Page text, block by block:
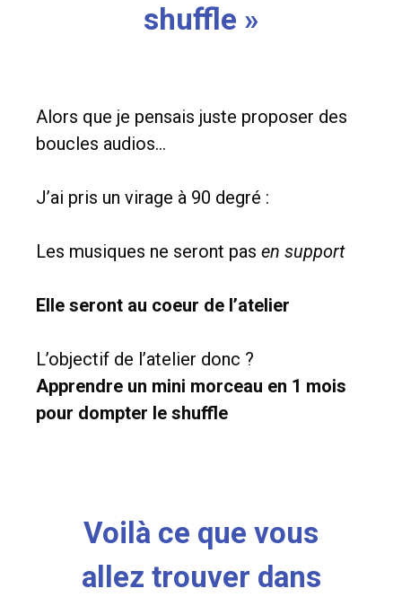
shuffle »
Alors que je pensais juste proposer des
boucles audios…
J’ai pris un virage à 90 degré :
Les musiques ne seront pas en support
Elle seront au coeur de l’atelier
L’objectif de l’atelier donc ?
Apprendre un mini morceau en 1 mois
pour dompter le shuffle
Voilà ce que vous
allez trouver dans